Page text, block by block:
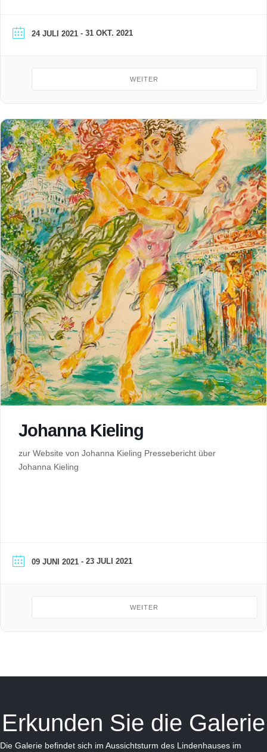
24 JULI 2021 - 31 OKT. 2021
WEITER
Johanna Kieling
zur Website von Johanna Kieling Pressebericht über
Johanna Kieling
09 JUNI 2021 - 23 JULI 2021
WEITER
Erkunden Sie die Galerie
Die Galerie befindet sich im Aussichtsturm des Lindenhauses im